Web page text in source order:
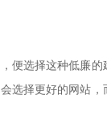
便选择这种低廉的
选择更好的网站，